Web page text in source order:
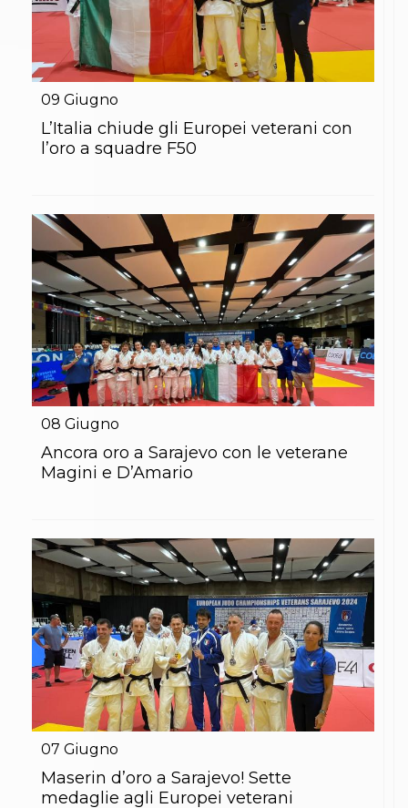
09 Giugno
L’Italia chiude gli Europei veterani con
l’oro a squadre F50
08 Giugno
Ancora oro a Sarajevo con le veterane
Magini e D’Amario
07 Giugno
Maserin d’oro a Sarajevo! Sette
medaglie agli Europei veterani